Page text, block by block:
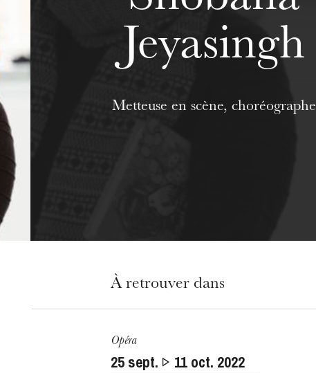
Jeyasingh
Metteuse en scène, choréographe
À retrouver dans
Opéra
25 sept. 11 oct. 2022